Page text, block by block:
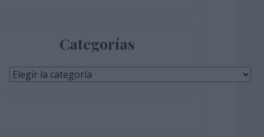
Categorías
Categorías